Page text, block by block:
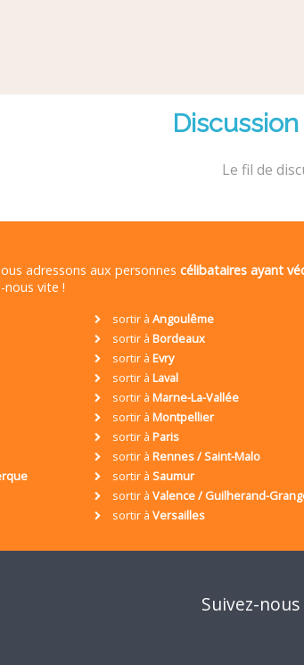
Le fil de
adressons aux personnes célibataires ayant
nous vite !
sortir à Angoulême
sortir à Bordeaux
sortir à Evry
sortir à Laval
sortir à Marne-La-Vallée
sortir à Montpellier
sortir à Paris
sortir à Rennes / Saint-Malo
sortir à Saumur
sortir à Valence / Guilherand-
sortir à Versailles
Suivez-